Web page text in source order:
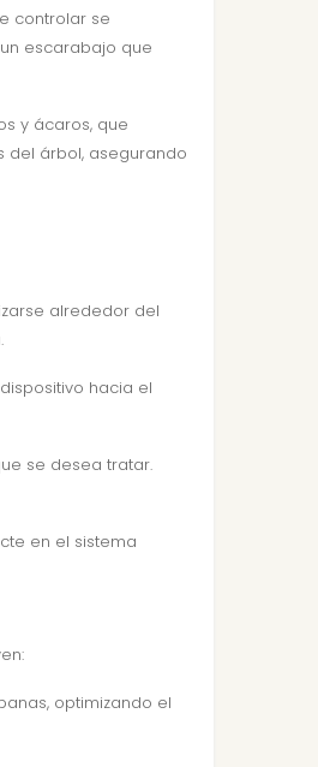
controlar se
escarabajo que
y ácaros, que
del árbol, asegurando
alrededor del
hacia el
se desea tratar.
en el sistema
optimizando el